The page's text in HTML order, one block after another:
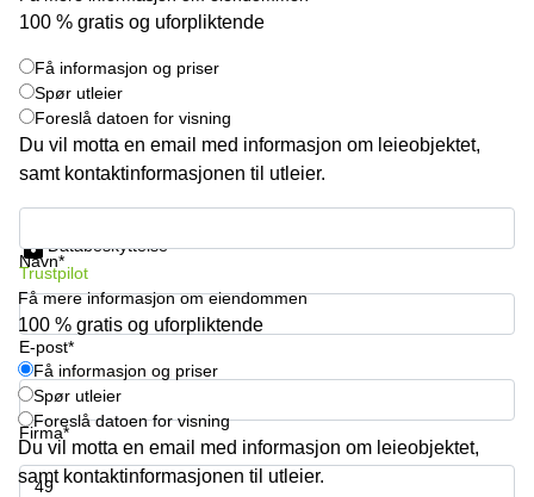
Trondheim
Kontorfellesskap
Trondheim
Leie
kontor
Trondheim
Leie
Drammen
Leie
kontor
Bærum
Coworking
Bærum
Leie
kontor
Eidsvoll
Lysaker
Bærum
Professor
Kohts
vei 9
Lysaker
Strandveien
Lars
Hilles
gate 30
Bergen
Kasperveien
1 Våler
Meierigata
14
Elverum
100 % gratis og uforpliktende
Få informasjon og priser
Spør utleier
Foreslå datoen for visning
Du vil motta en email med informasjon om leieobjektet,
samt kontaktinformasjonen til utleier.
Navn*
E-post*
Firma*
Databeskyttelse
Trustpilot
Få mere informasjon om eiendommen
100 % gratis og uforpliktende
Få informasjon og priser
Spør utleier
Foreslå datoen for visning
Du vil motta en email med informasjon om leieobjektet,
samt kontaktinformasjonen til utleier.